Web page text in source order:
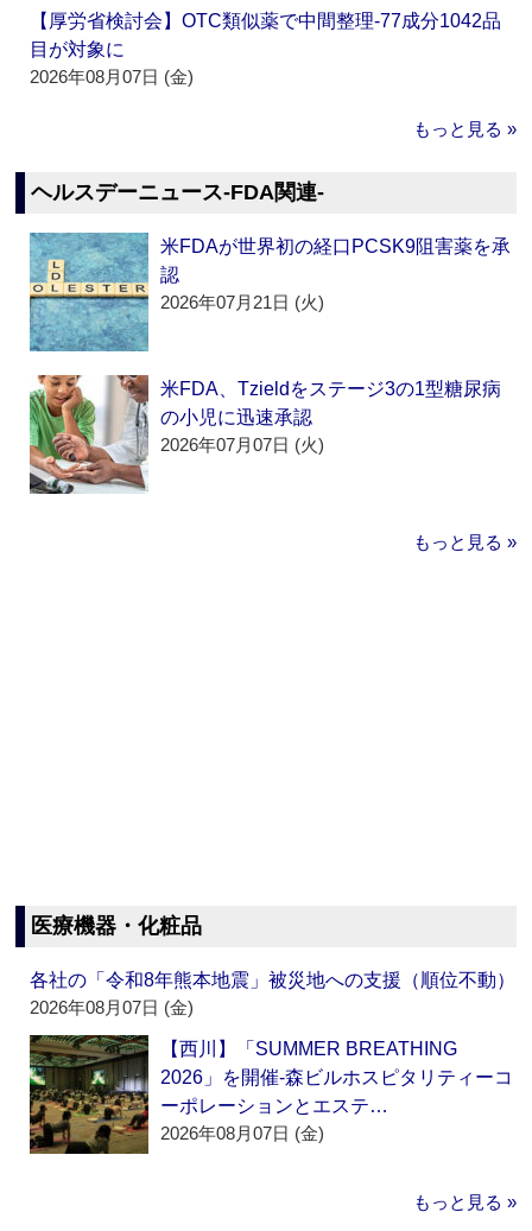
【厚労省検討会】OTC類似薬で中間整理‐77成分1042品
目が対象に
2026年08月07日 (金)
もっと見る »
ヘルスデーニュース‐FDA関連‐
米FDAが世界初の経口PCSK9阻害薬を承
認
2026年07月21日 (火)
米FDA、Tzieldをステージ3の1型糖尿病
の小児に迅速承認
2026年07月07日 (火)
もっと見る »
医療機器・化粧品
各社の「令和8年熊本地震」被災地への支援（順位不動）
2026年08月07日 (金)
【西川】「SUMMER BREATHING
2026」を開催‐森ビルホスピタリティーコ
ーポレーションとエステ…
2026年08月07日 (金)
もっと見る »